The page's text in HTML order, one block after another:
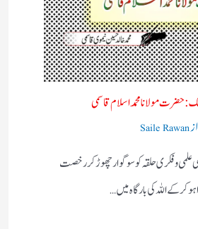
:حضرت مولانا محمد اسلام قاسمی
Saile Rawan
علمی وفکری حلقہ کو سوگوار چھوڑ کر رخصت
کے اللہ کی بارگاہ میں…